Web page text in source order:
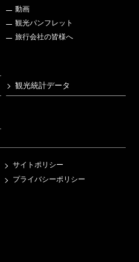
動画
観光パンフレット
旅行会社の皆様へ
観光統計データ
サイトポリシー
プライバシーポリシー